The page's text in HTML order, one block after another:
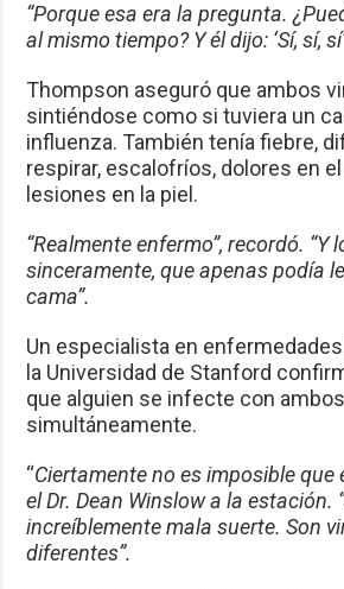
“Porque esa era la pregunta.
al mismo tiempo? Y él dijo: ‘Sí, sí,
Thompson aseguró que ambos
sintiéndose como si tuviera un
influenza. También tenía fiebre,
respirar, escalofríos, dolores en
lesiones en la piel.
“Realmente enfermo”, recordó. “Y
sinceramente, que apenas podía
cama”.
Un especialista en
la Universidad de Stanford
que alguien se infecte con
simultáneamente.
“Ciertamente no es imposible que
el Dr. Dean Winslow a la estación.
increíblemente mala suerte. Son
diferentes”.